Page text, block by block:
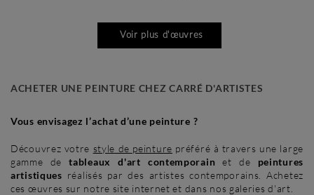
Voir plus d'œuvres
ACHETER UNE PEINTURE CHEZ CARRÉ D'ARTISTES
Vous envisagez l’achat d’une peinture ?
Découvrez votre style de peinture préféré à travers une large
gamme detableaux d'art contemporain et de peintures
artistiques réalisés par des artistes contemporains. Achetez
ces œuvres sur notre site internet et dans nos galeries d'art.